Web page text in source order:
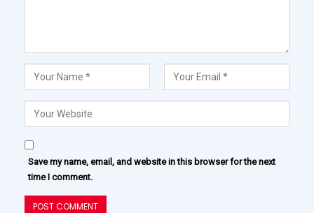
Save my name, email, and website in this browser for the next
time I comment.